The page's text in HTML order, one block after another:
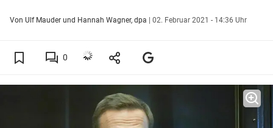
Von Ulf Mauder und Hannah Wagner, dpa | 02. Februar 2021 - 14:36 Uhr
0